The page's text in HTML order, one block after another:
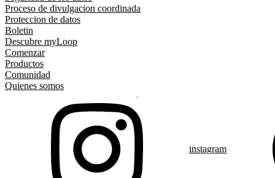
Proceso de divulgacion coordinada
Proteccion de datos
Boletin
Descubre myLoop
Comenzar
Productos
Comunidad
Quienes somos
instagram